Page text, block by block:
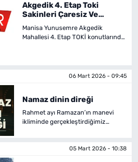
Akgedik 4. Etap Toki
Sakinleri Çaresiz Ve
Mağdur
Manisa Yunusemre Akgedik
Mahallesi 4. Etap TOKİ konutlarında
olan vatandaşlar, teslim aldıkları
mağdur edildiklerini iddia ediyorlar.
06 Mart 2026 - 09:45
Namaz dinin direği
Rahmet ayı Ramazan’ın manevi
ikliminde gerçekleştirdiğimiz
Vaizi Harun Karadağ. Namazın
05 Mart 2026 - 10:38